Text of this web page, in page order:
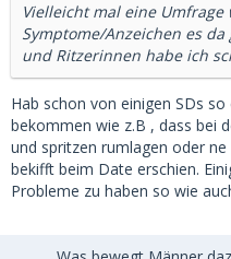
Vielleicht mal eine Umfrage
Symptome/Anzeichen es
und Ritzerinnen habe ich
Hab schon von einigen SDs
bekommen wie z.B , dass bei
und spritzen rumlagen oder
bekifft beim Date erschien.
Probleme zu haben so wie